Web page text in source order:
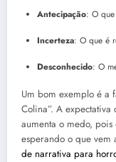
Antecipação: O
Incerteza: O que é
Desconhecido: O
Um bom exemplo é a
Colina”. A
aumenta o medo,
esperando o que vem
de narrativa para